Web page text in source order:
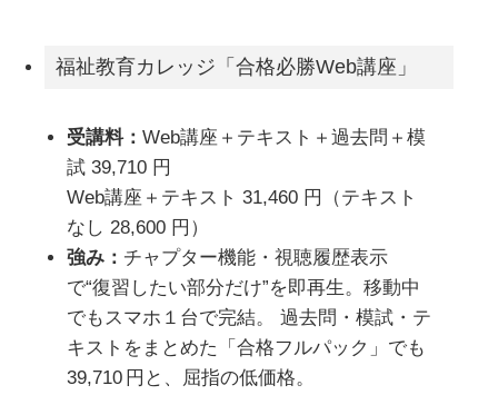
福祉教育カレッジ「合格必勝Web講座」
受講料： Web講座＋テキスト＋過去問＋模
試 39,710 円
Web講座＋テキスト 31,460 円（テキスト
なし 28,600 円）
強み： チャプター機能・視聴履歴表示
で“復習したい部分だけ”を即再生。移動中
でもスマホ１台で完結。
過去問・模試・テ
キストをまとめた「合格フルパック」でも
39,710 円と、屈指の低価格。